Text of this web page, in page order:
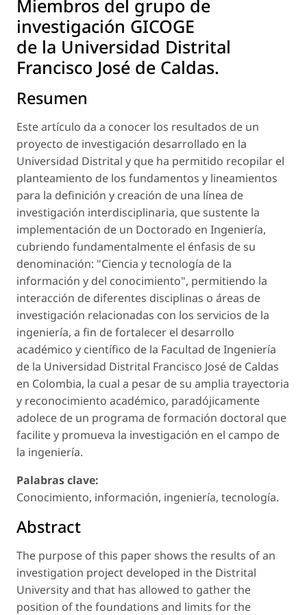
Miembros del grupo de
investigación GICOGE
de la Universidad Distrital
Francisco José de Caldas.
Resumen
Este artículo da a conocer los resultados de un
proyecto de investigación desarrollado en la
Universidad Distrital y que ha permitido recopilar el
planteamiento de los fundamentos y lineamientos
para la definición y creación de una línea de
investigación interdisciplinaria, que sustente la
implementación de un Doctorado en Ingeniería,
cubriendo fundamentalmente el énfasis de su
denominación: "Ciencia y tecnología de la
información y del conocimiento", permitiendo la
interacción de diferentes disciplinas o áreas de
investigación relacionadas con los servicios de la
ingeniería, a fin de fortalecer el desarrollo
académico y científico de la Facultad de Ingeniería
de la Universidad Distrital Francisco José de Caldas
en Colombia, la cual a pesar de su amplia trayectoria
y reconocimiento académico, paradójicamente
adolece de un programa de formación doctoral que
facilite y promueva la investigación en el campo de
la ingeniería.
Palabras clave:
Conocimiento, información, ingeniería, tecnología.
Abstract
The purpose of this paper shows the results of an
investigation project developed in the Distrital
University and that has allowed to gather the
position of the foundations and limits for the